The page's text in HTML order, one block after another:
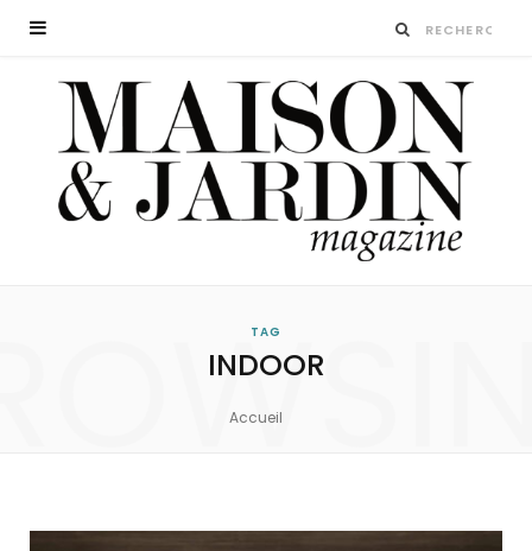
TAG
INDOOR
Accueil